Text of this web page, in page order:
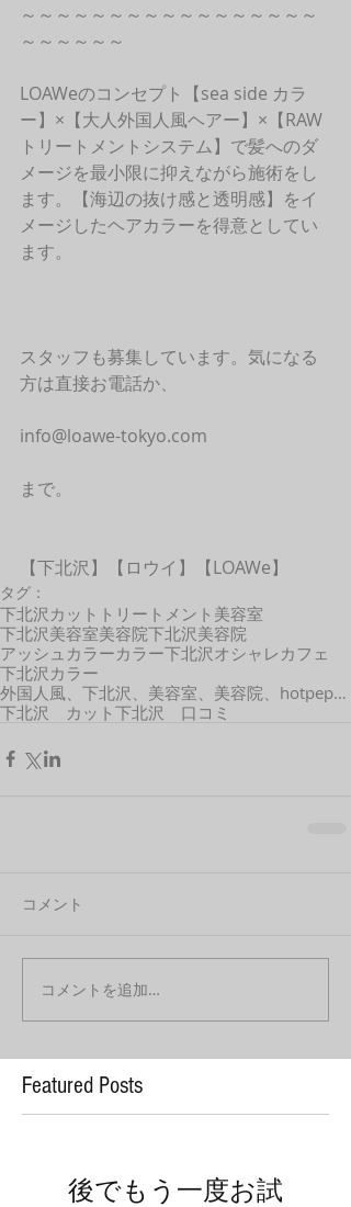
～～～～～～～～～～～～～～～～～
～～～～～～
LOAWeのコンセプト【sea side カラ
ー】×【大人外国人風ヘアー】×【RAW
トリートメントシステム】で髪へのダ
メージを最小限に抑えながら施術をし
ます。【海辺の抜け感と透明感】をイ
メージしたヘアカラーを得意としてい
ます。
スタッフも募集しています。気になる
方は直接お電話か、
info@loawe-tokyo.com
まで。
【下北沢】【ロウイ】【LOAWe】
タグ：
下北沢カット トリートメント 美容室
下北沢美容室美容院下北沢美容院
アッシュカラーカラー下北沢オシャレカフェ
下北沢カラー
外国人風、下北沢、美容室、美容院、hotpepper、口コミ、カット、カラー、外国人風、髪型
下北沢 カット 下北沢 口コミ
コメント
コメントを追加…
Featured Posts
後でもう一度お試